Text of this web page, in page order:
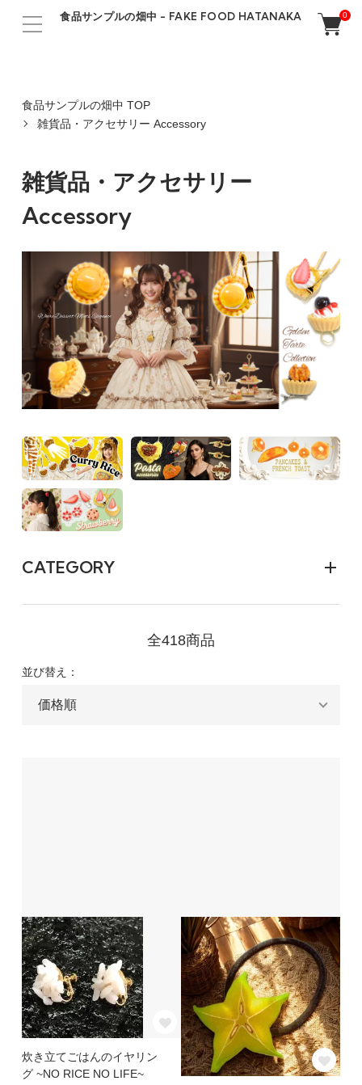
食品サンプルの畑中 - FAKE FOOD HATANAKA 0
食品サンプルの畑中 TOP
雑貨品・アクセサリー Accessory
雑貨品・アクセサリー
Accessory
CATEGORY
全418商品
並び替え：
炊き立てごはんのイヤリン
グ ~NO RICE NO LIFE~